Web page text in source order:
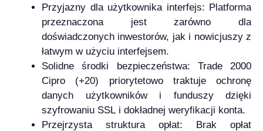
Przyjazny dla użytkownika interfejs: Platforma
przeznaczona jest zarówno dla
doświadczonych inwestorów, jak i nowicjuszy z
łatwym w użyciu interfejsem.
Solidne środki bezpieczeństwa: Trade 2000
Cipro (+20) priorytetowo traktuje ochronę
danych użytkowników i funduszy dzięki
szyfrowaniu SSL i dokładnej weryfikacji konta.
Przejrzysta struktura opłat: Brak opłat